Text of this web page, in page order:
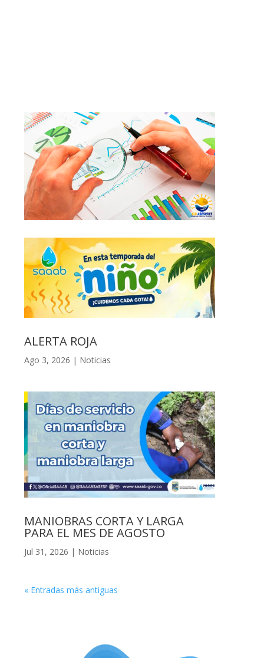
ALERTA ROJA
Ago 3, 2026 | Noticias
MANIOBRAS CORTA Y LARGA
PARA EL MES DE AGOSTO
Jul 31, 2026 | Noticias
« Entradas más antiguas